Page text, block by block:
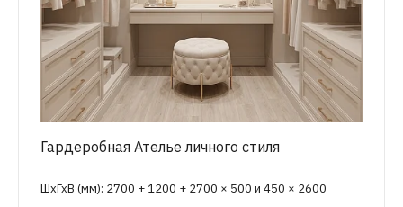
Гардеробная Ателье личного стиля
ШхГхВ (мм): 2700 + 1200 + 2700 × 500 и 450 × 2600